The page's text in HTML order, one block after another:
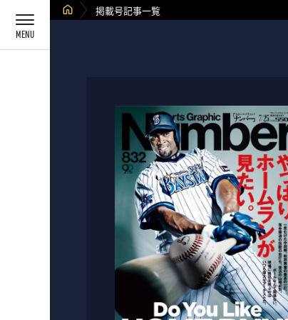
掲載号記事一覧